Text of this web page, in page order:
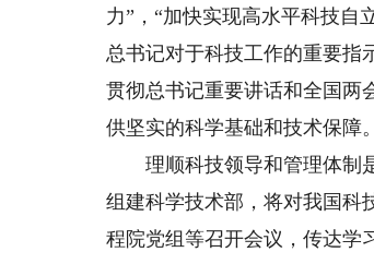
力”，“加快实现高水平科技
总书记对于科技工作的重要指
贯彻总书记重要讲话和全国两
供坚实的科学基础和技术保障。
理顺科技领导和管理体制是
组建科学技术部，将对我国科
程院党组等召开会议，传达学